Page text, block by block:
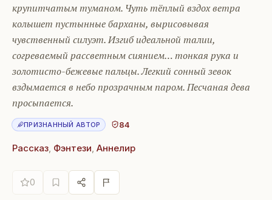
крупитчатым туманом. Чуть тёплый вздох ветра
колышет пустынные барханы, вырисовывая
чувственный силуэт. Изгиб идеальной талии,
согреваемый рассветным сиянием… тонкая рука и
золотисто-бежевые пальцы. Легкий сонный зевок
вздымается в небо прозрачным паром. Песчаная дева
просыпается.
ПРИЗНАННЫЙ АВТОР 84
Рассказ, Фэнтези, Аннелир
0